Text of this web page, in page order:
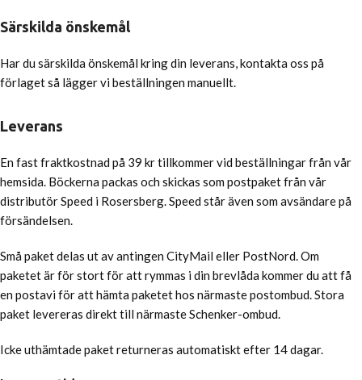
Särskilda önskemål
Har du särskilda önskemål kring din leverans, kontakta oss på
förlaget så lägger vi beställningen manuellt.
Leverans
En fast fraktkostnad på 39 kr tillkommer vid beställningar från vår
hemsida. Böckerna packas och skickas som postpaket från vår
distributör Speed i Rosersberg. Speed står även som avsändare på
försändelsen.
Små paket delas ut av antingen CityMail eller PostNord. Om
paketet är för stort för att rymmas i din brevlåda kommer du att få
en postavi för att hämta paketet hos närmaste postombud. Stora
paket levereras direkt till närmaste Schenker-ombud.
Icke uthämtade paket returneras automatiskt efter 14 dagar.